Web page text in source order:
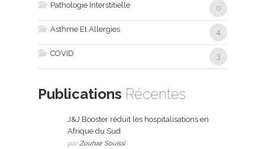
Pathologie Interstitielle 0
Asthme Et Allergies 4
COVID 3
Publications Récentes
J&J Booster réduit les hospitalisations en
Afrique du Sud
parZouhair Souissi